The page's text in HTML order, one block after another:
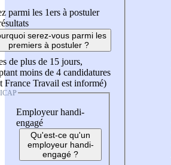
parmi les 1ers à postuler
serez-vous parmi les
premiers à postuler ?
de plus de 15 jours,
moins de 4 candidatures
France Travail est informé)
Employeur handi-
engagé
Qu'est-ce qu'un
employeur handi-
engagé ?